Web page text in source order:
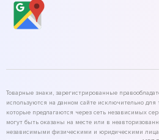
Товарные знаки, зарегистрированные
используются на данном сайте исключительно для
которые предлагаются через сеть независимых
могут быть оказаны на месте или в
независимыми физическими и юридическими